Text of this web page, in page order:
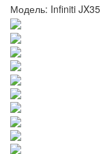
Модель: Infiniti JX35